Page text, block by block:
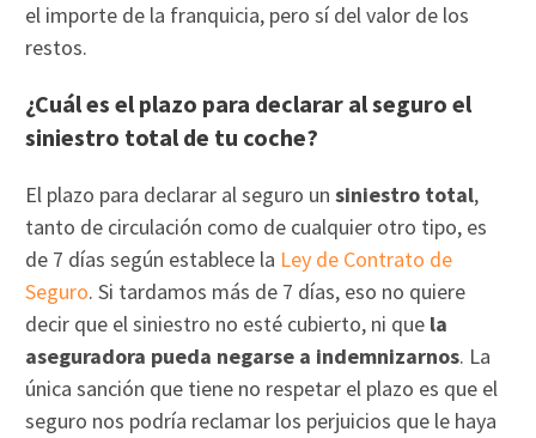
el importe de la franquicia, pero sí del valor de los
restos.
¿Cuál es el plazo para declarar al seguro el
siniestro total de tu coche?
El plazo para declarar al seguro unsiniestro total,
tanto de circulación como de cualquier otro tipo, es
de 7 días según establece la Ley de Contrato de
Seguro. Si tardamos más de 7 días, eso no quiere
decir que el siniestro no esté cubierto, ni que la
aseguradora pueda negarse a indemnizarnos. La
única sanción que tiene no respetar el plazo es que el
seguro nos podría reclamar los perjuicios que le haya